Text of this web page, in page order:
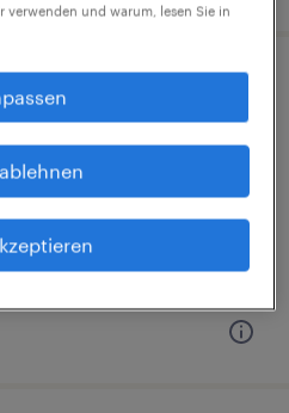
w/d)
Stunde
verwenden und warum, lesen Sie in